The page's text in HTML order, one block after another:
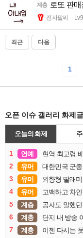
계층 로또 판
전자팔찌
최근 다음
1
오픈 이슈 갤러리 화제글
오늘의 화제
1 연예 현역 최고령
2
유머 대한민국 군
3
유머 외향형 딸래
4
유머 고백하고 차
5
계층 공자도 말했
6
계층 단지 내 방송 아나운서
7
계층 이젠 다시는